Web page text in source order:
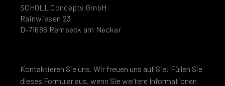
SCHOLL Concepts GmbH
Rainwiesen 23
D-71686 Remseck am Neckar
Kontaktieren Sie uns. Wir freuen uns auf Sie! Füllen Sie
dieses Formular aus, wenn Sie weitere Informationen